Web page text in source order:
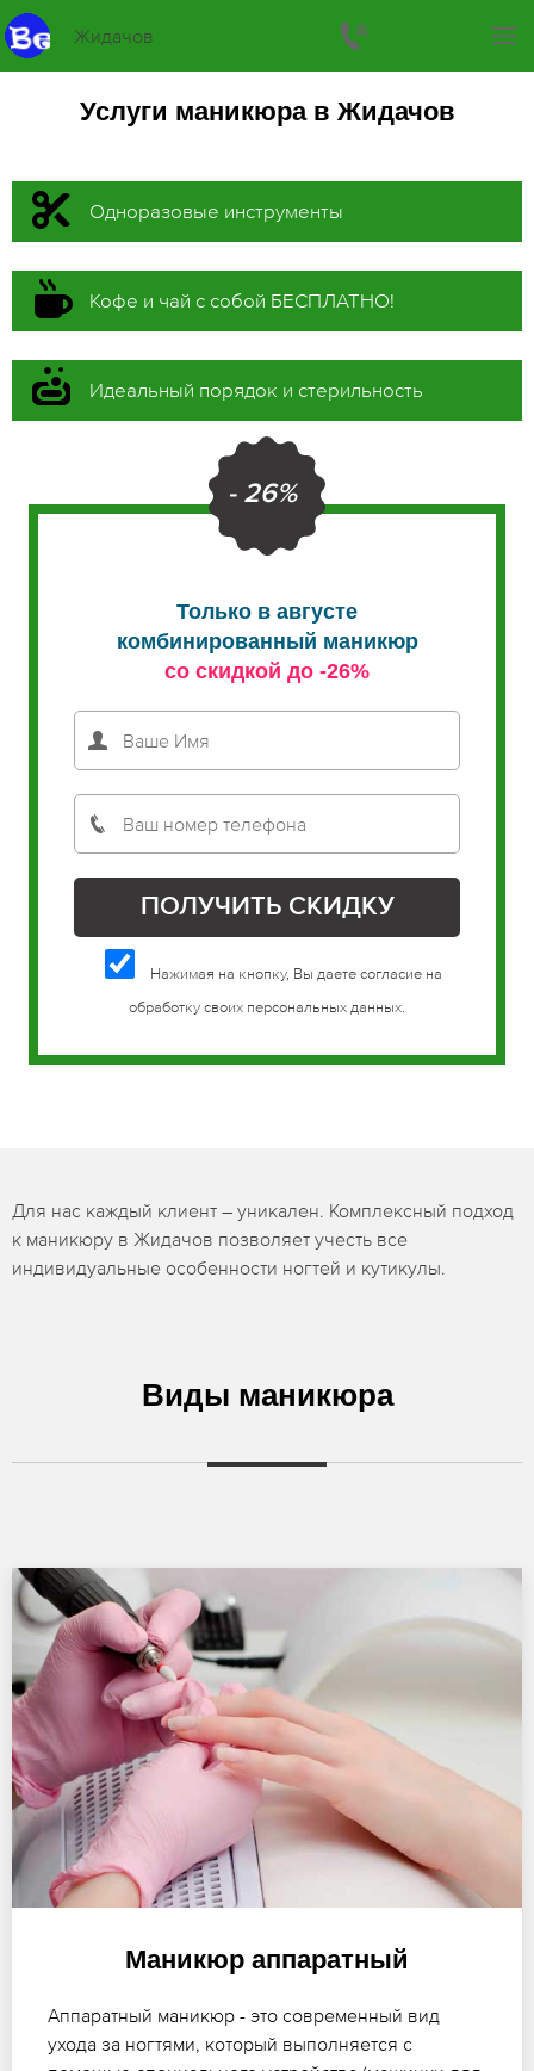
Жидачов
Услуги маникюра в Жидачов
Одноразовые инструменты
Кофе и чай с собой БЕСПЛАТНО!
Идеальный порядок и стерильность
- 26%
Только в августе
комбинированный маникюр
со скидкой до -26%
Нажимая на кнопку, Вы даете согласие на
обработку своих персональных данных.
Для нас каждый клиент – уникален. Комплексный подход
к маникюру в Жидачов позволяет учесть все
индивидуальные особенности ногтей и кутикулы.
Виды маникюра
Маникюр аппаратный
Аппаратный маникюр - это современный вид
ухода за ногтями, который выполняется с